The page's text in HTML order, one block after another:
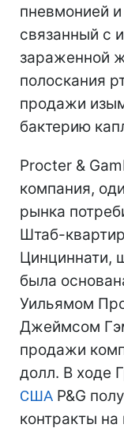
пневмонией
связанный с
зараженной
полоскания
продажи
бактерию
Procter &
компания,
рынка
Штаб-
Цинциннати,
была
Уильямом
Джеймсом
продажи
долл. В ходе
США P&G
контракты